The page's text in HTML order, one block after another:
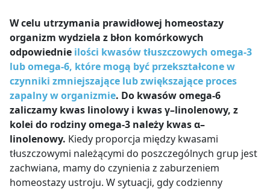
W celu utrzymania prawidłowej homeostazy
organizm wydziela z błon komórkowych
odpowiednie ilości kwasów tłuszczowych omega-3
lub omega-6, które mogą być przekształcone w
czynniki zmniejszające lub zwiększające proces
zapalny w organizmie. Do kwasów omega-6
zaliczamy kwas linolowy i kwas γ–linolenowy, z
kolei do rodziny omega-3 należy kwas α–
linolenowy. Kiedy proporcja między kwasami
tłuszczowymi należącymi do poszczególnych grup jest
zachwiana, mamy do czynienia z zaburzeniem
homeostazy ustroju. W sytuacji, gdy codzienny